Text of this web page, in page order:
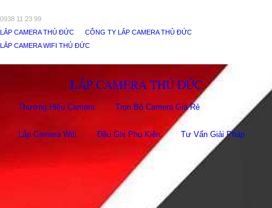
0938 11 23 99
LẮP CAMERA THỦ ĐỨC
CÔNG TY LẮP CAMERA THỦ ĐỨC
LẮP CAMERA WIFI THỦ ĐỨC
LẮP CAMERA THỦ ĐỨC
Thương Hiệu Camera Trọn Bộ Camera Giá Rẻ
Lắp Camera Wifi Đầu Ghi Phụ Kiên Tư Vấn Giải Pháp